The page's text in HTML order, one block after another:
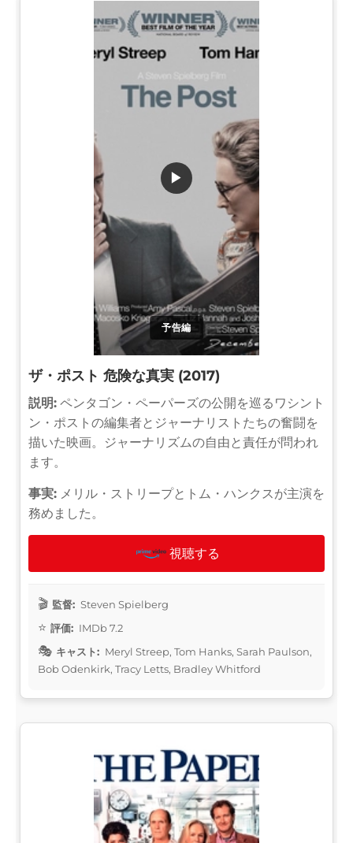
予告編
▶
ザ・ポスト 危険な真実 (2017)
説明: ペンタゴン・ペーパーズの公開を巡るワシント
ン・ポストの編集者とジャーナリストたちの奮闘を
描いた映画。ジャーナリズムの自由と責任が問われ
ます。
事実: メリル・ストリープとトム・ハンクスが主演を
務めました。
視聴する
監督: Steven Spielberg
評価: IMDb 7.2
キャスト: Meryl Streep, Tom Hanks, Sarah Paulson,
Bob Odenkirk, Tracy Letts, Bradley Whitford